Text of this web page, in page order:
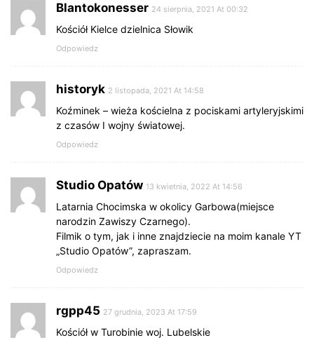
Blantokonesser 24 sierpnia, 2021 At 00:32
Kościół Kielce dzielnica Słowik
Odpowiedz
historyk 2 listopada, 2021 At 14:58
Koźminek – wieża kościelna z pociskami artyleryjskimi
z czasów I wojny światowej.
Odpowiedz
Studio Opatów 13 kwietnia, 2022 At 14:56
Latarnia Chocimska w okolicy Garbowa(miejsce
narodzin Zawiszy Czarnego).
Filmik o tym, jak i inne znajdziecie na moim kanale YT
„Studio Opatów”, zapraszam.
Odpowiedz
rgpp45 27 grudnia, 2023 At 17:59
Kościół w Turobinie woj. Lubelskie